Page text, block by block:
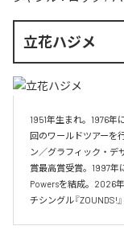
立花ハジメ
1951年生まれ。1976
回のワールドツアーを
ン／グラフィック・デ
賞最高賞受賞。1997
Powersを結成。2026
チシングル『ZOUNDS!